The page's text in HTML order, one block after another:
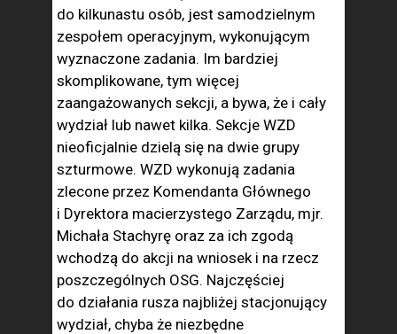
do kilkunastu osób, jest samodzielnym
zespołem operacyjnym, wykonującym
wyznaczone zadania. Im bardziej
skomplikowane, tym więcej
zaangażowanych sekcji, a bywa, że i cały
wydział lub nawet kilka. Sekcje WZD
nieoficjalnie dzielą się na dwie grupy
szturmowe. WZD wykonują zadania
zlecone przez Komendanta Głównego
i Dyrektora macierzystego Zarządu, mjr.
Michała Stachyrę oraz za ich zgodą
wchodzą do akcji na wniosek i na rzecz
poszczególnych OSG. Najczęściej
do działania rusza najbliżej stacjonujący
wydział, chyba że niezbędne